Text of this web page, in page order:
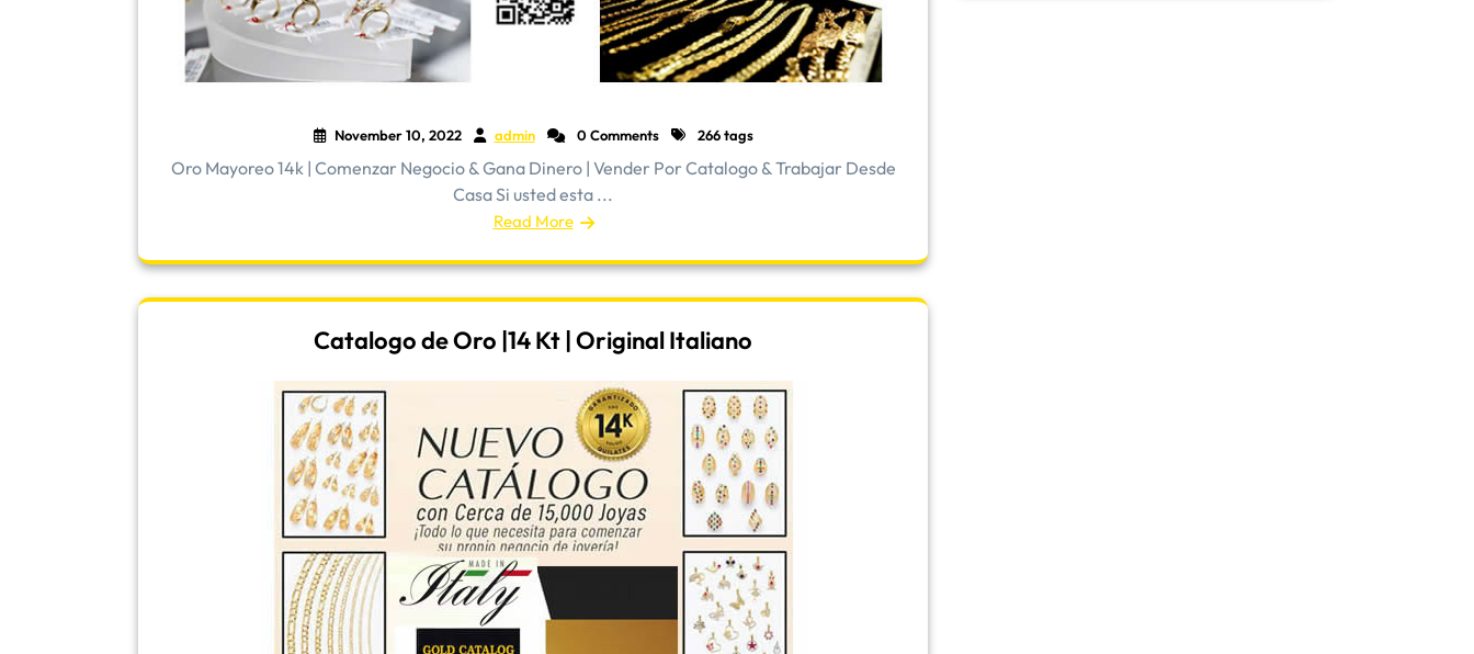
November 10, 2022 admin 0 Comments 266 tags
Oro Mayoreo 14k | Comenzar Negocio & Gana Dinero | Vender Por Catalogo & Trabajar Desde
Casa Si usted esta ...
Read More
Catalogo de Oro |14 Kt | Original Italiano